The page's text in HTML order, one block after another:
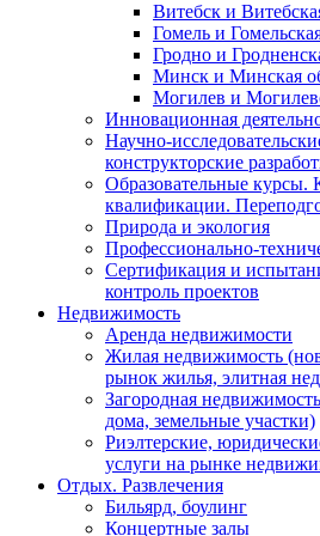
Витебск и
Гомель и
Гродно и
Минск и Минская
Могилев и
Инновационная
Научно-
конструкторские
Образовательные
квалификации.
Природа и экология
Профессионально-
Сертификация и
контроль проектов
Недвижимость
Аренда недвижимости
Жилая недвижимость
рынок жилья, элитная
Загородная
дома, земельные участки)
Риэлтерские,
услуги на рынке
Отдых. Развлечения
Бильярд, боулинг
Концертные залы